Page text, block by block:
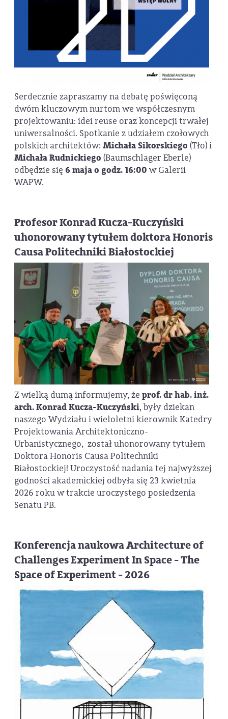
Serdecznie zapraszamy na debatę poświęconą
dwóm kluczowym nurtom we współczesnym
projektowaniu: idei reuse oraz koncepcji trwałej
uniwersalności. Spotkanie z udziałem czołowych
polskich architektów: Michała Sikorskiego (Tło)i
Michała Rudnickiego (Baumschlager Eberle)
odbędzie się 6 maja o godz. 16:00 w Galerii
WAPW.
Profesor Konrad Kucza-Kuczyński
uhonorowany tytułem doktora Honoris
Causa Politechniki Białostockiej
Z wielką dumą informujemy, że prof. dr hab. inż.
arch. Konrad Kucza-Kuczyński, były dziekan
naszego Wydziału i wieloletni kierownik Katedry
Projektowania Architektoniczno-
Urbanistycznego, został uhonorowany tytułem
Doktora Honoris Causa Politechniki
Białostockiej! Uroczystość nadania tej najwyższej
godności akademickiej odbyła się 23 kwietnia
2026 roku w trakcie uroczystego posiedzenia
Senatu PB.
Konferencja naukowa Architecture of
Challenges Experiment In Space - The
Space of Experiment - 2026